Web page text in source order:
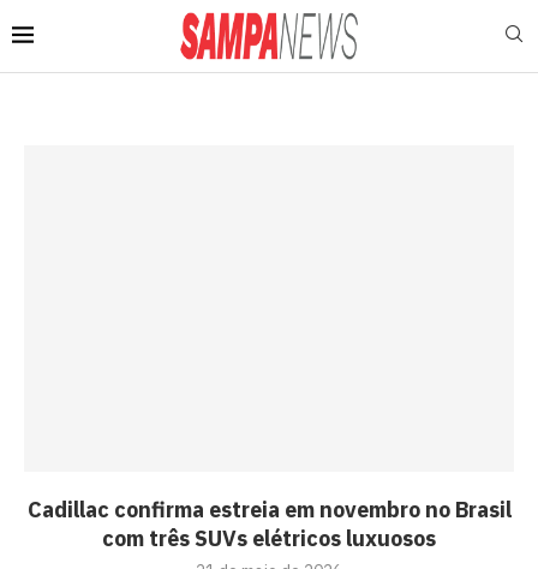
Cadillac confirma estreia em novembro no Brasil
com três SUVs elétricos luxuosos